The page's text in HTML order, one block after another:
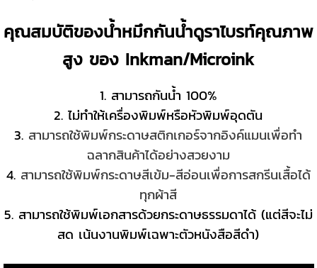
คุณสมบัติของน้ำหมึกกันน้ำดูราไบรท์คุณภาพ
สูง ของ Inkman/Microink
1. สามารถกันน้ำ 100%
2. ไม่ทำให้เครื่องพิมพ์หรือหัวพิมพ์อุดตัน
3. สามารถใช้พิมพ์กระดาษสติกเกอร์จากอิงค์แมนเพื่อทำ
ฉลากสินค้าได้อย่างสวยงาม
4. สามารถใช้พิมพ์กระดาษสีเข้ม-สีอ่อนเพื่อการสกรีนเสื้อได้
ทุกผ้าสี
5. สามารถใช้พิมพ์เอกสารด้วยกระดาษธรรมดาได้ (แต่สีจะไม่
สด เน้นงานพิมพ์เฉพาะตัวหนังสือสีดำ)